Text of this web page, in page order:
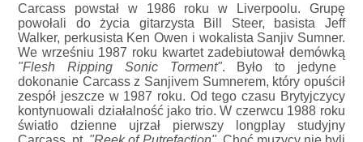
Carcass powstał w 1986 roku w Liverpoolu. Grupę
powołali do życia gitarzysta Bill Steer, basista Jeff
Walker, perkusista Ken Owen i wokalista Sanjiv Sumner.
We wrześniu 1987 roku kwartet zadebiutował demówką
"Flesh Ripping Sonic Torment". Było to jedyne
dokonanie Carcass z Sanjivem Sumnerem, który opuścił
zespół jeszcze w 1987 roku. Od tego czasu Brytyjczycy
kontynuowali działalność jako trio. W czerwcu 1988 roku
światło dzienne ujrzał pierwszy longplay studyjny